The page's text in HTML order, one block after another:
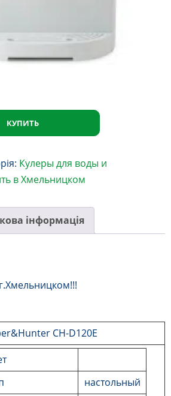
КУПИТЬ
Кулеры для воды и
в Хмельницком
інформація
CH-D120E
настольный